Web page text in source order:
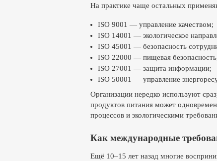
На практике чаще остальных
ISO 9001 — управление качеством;
ISO 14001 — экологическое
ISO 45001 — безопасность
ISO 22000 — пищевая
ISO 27001 — защита информации;
ISO 50001 — управление
Организации нередко используют
продуктов питания может
процессов и экологическими
Как международные
Ещё 10–15 лет назад многие